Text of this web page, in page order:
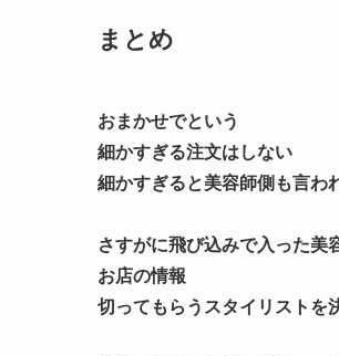
まとめ
おまかせでという
細かすぎる注文はしない
細かすぎると美容師側も言わ
さすがに飛び込みで入った美
お店の情報
切ってもらうスタイリストを